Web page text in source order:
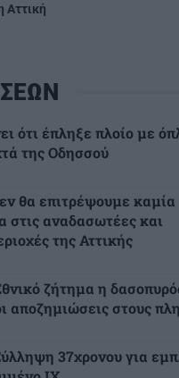
Αττική
ότι έπληξε πλοίο με
της Οδησσού
θα επιτρέψουμε καμία
στις αναδασωτέες και
της Αττικής
ζήτημα η
αποζημιώσεις στους
37χρονου για